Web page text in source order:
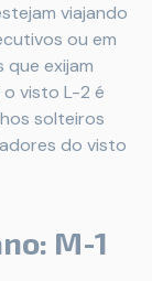
viajando
ou em
que exijam
o visto L-2 é
solteiros
do visto
M-1